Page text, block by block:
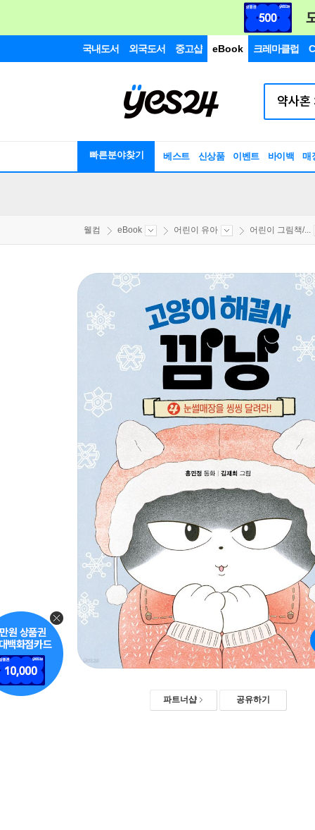
국내도서 외국도서 중고샵 eBook 크레마클럽
빠른분야찾기 베스트 신상품 이벤트 바이백 매
웰컴 eBook 어린이 유아 어린이 그림책/...
파트너샵 공유하기